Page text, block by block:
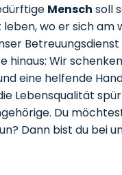
Mensch soll
wo er sich am
hinaus: Wir
eine helfende
Lebensqualität
Du
Dann bist du bei